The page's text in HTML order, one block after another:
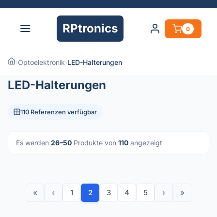
RPtronics 0
›Optoelektronik›LED-Halterungen
LED-Halterungen
110 Referenzen verfügbar
Es werden 26–50 Produkte von 110 angezeigt
« ‹ 1 2 3 4 5 › »